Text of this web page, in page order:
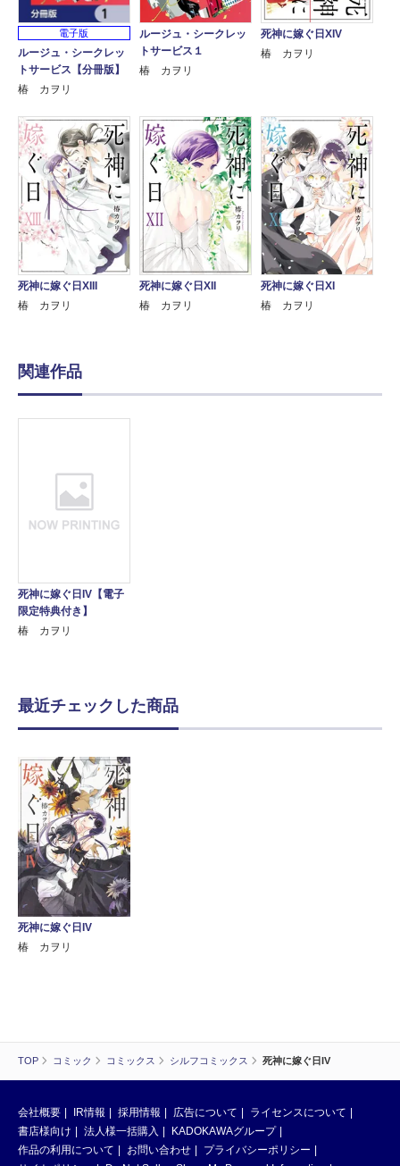
TOP コミック コミックス シルフコミックス 死神に嫁ぐ日IV
電子版
ルージュ・シークレッ
トサービス【分冊版】
椿 カヲリ
ルージュ・シークレッ
トサービス１
椿 カヲリ
死神に嫁ぐ日XIV
椿 カヲリ
死神に嫁ぐ日XIII
椿 カヲリ
死神に嫁ぐ日XII
椿 カヲリ
死神に嫁ぐ日XI
椿 カヲリ
関連作品
死神に嫁ぐ日IV【電子
限定特典付き】
椿 カヲリ
最近チェックした商品
死神に嫁ぐ日IV
椿 カヲリ
会社概要 IR情報 採用情報 広告について
ライセンスについて
書店様向け
法人様一括購入
KADOKAWAグループ
作品の利用について
お問い合わせ
プライバシーポリシー